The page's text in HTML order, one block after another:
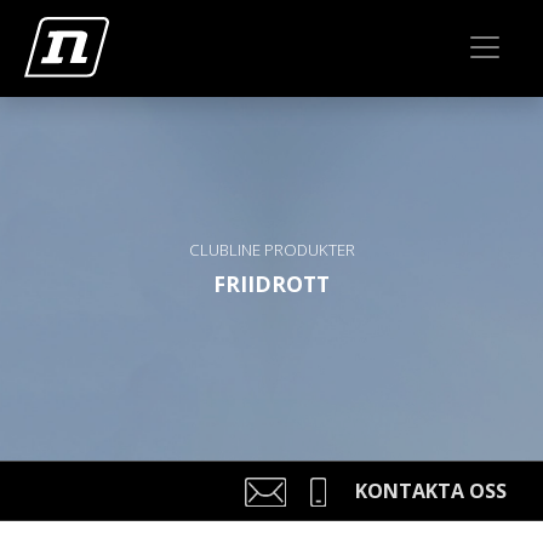
CLUBLINE PRODUKTER
FRIIDROTT
KONTAKTA OSS